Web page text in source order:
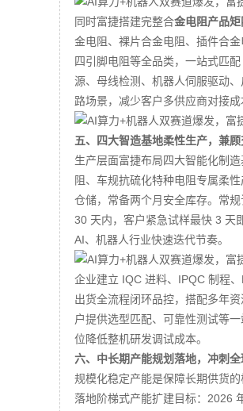
同时富捷搭建完整合金电阻产品矩
金电阻、裸片合金电阻、插件合金
四引脚电阻等全品类，一站式匹
源、母线检测、机器人伺服驱动
路场景，减少客户多供应商对接成
五、四大智造基地柔性生产，兼
生产层面富捷布局四大智能化制
阻、车规抗硫化特种电阻专属柔
仓储，常备两个月安全库存。常
30 天内，客户紧急试样最快 3 天
AI、机器人行业快速迭代节奏。
企业建立 IQC 进料、IPQC 制程
出货全流程闭环品控，搭配多年
户提供选型匹配、可靠性测试等
位降低整机研发调试成本。
六、中长期产能规划落地，冲刺全
规模化稳定产能是保障长期供货
落地阶梯式产能扩建目标：2026